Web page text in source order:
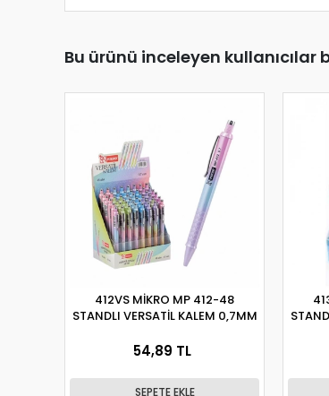
Bu ürünü inceleyen kullanıcılar
412VS MİKRO MP 412-48
STANDLI VERSATİL KALEM 0,7MM
54,89 TL
SEPETE EKLE